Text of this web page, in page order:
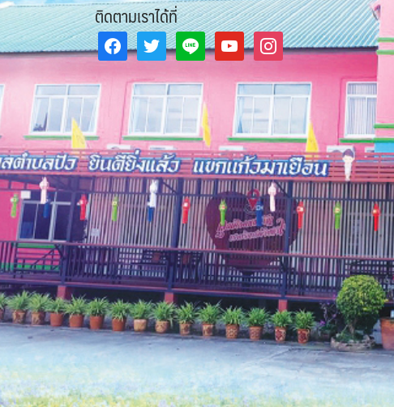
ติดตามเราได้ที่
facebooktwitter line youtubeinstagram